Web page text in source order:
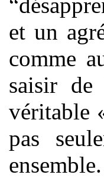
et un
comme
saisir
véritable
pas
ensemble.